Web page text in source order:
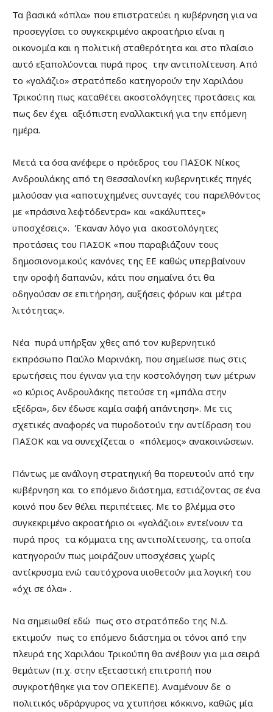
Τα βασικά «όπλα» που επιστρατεύει η κυβέρνηση για να
προσεγγίσει το συγκεκριμένο ακροατήριο είναι η
οικονομία και η πολιτική σταθερότητα και στο πλαίσιο
αυτό εξαπολύονται πυρά προς την αντιπολίτευση. Από
το «γαλάζιο» στρατόπεδο κατηγορούν την Χαριλάου
Τρικούπη πως καταθέτει ακοστολόγητες προτάσεις και
πως δεν έχει αξιόπιστη εναλλακτική για την επόμενη
ημέρα.
Μετά τα όσα ανέφερε ο πρόεδρος του ΠΑΣΟΚ Νίκος
Ανδρουλάκης από τη Θεσσαλονίκη κυβερνητικές πηγές
μιλούσαν για «αποτυχημένες συνταγές του παρελθόντος
με «πράσινα λεφτόδεντρα» και «ακάλυπτες»
υποσχέσεις». Έκαναν λόγο για ακοστολόγητες
προτάσεις του ΠΑΣΟΚ «που παραβιάζουν τους
δημοσιονομικούς κανόνες της ΕΕ καθώς υπερβαίνουν
την οροφή δαπανών, κάτι που σημαίνει ότι θα
οδηγούσαν σε επιτήρηση, αυξήσεις φόρων και μέτρα
λιτότητας».
Νέα πυρά υπήρξαν χθες από τον κυβερνητικό
εκπρόσωπο Παύλο Μαρινάκη, που σημείωσε πως στις
ερωτήσεις που έγιναν για την κοστολόγηση των μέτρων
«ο κύριος Ανδρουλάκης πετούσε τη «μπάλα στην
εξέδρα», δεν έδωσε καμία σαφή απάντηση». Με τις
σχετικές αναφορές να πυροδοτούν την αντίδραση του
ΠΑΣΟΚ και να συνεχίζεται ο «πόλεμος» ανακοινώσεων.
Πάντως με ανάλογη στρατηγική θα πορευτούν από την
κυβέρνηση και το επόμενο διάστημα, εστιάζοντας σε ένα
κοινό που δεν θέλει περιπέτειες. Με το βλέμμα στο
συγκεκριμένο ακροατήριο οι «γαλάζιοι» εντείνουν τα
πυρά προς τα κόμματα της αντιπολίτευσης, τα οποία
κατηγορούν πως μοιράζουν υποσχέσεις χωρίς
αντίκρυσμα ενώ ταυτόχρονα υιοθετούν μια λογική του
«όχι σε όλα» .
Να σημειωθεί εδώ πως στο στρατόπεδο της Ν.Δ.
εκτιμούν πως το επόμενο διάστημα οι τόνοι από την
πλευρά της Χαριλάου Τρικούπη θα ανέβουν για μια σειρά
θεμάτων (π.χ. στην εξεταστική επιτροπή που
συγκροτήθηκε για τον ΟΠΕΚΕΠΕ). Αναμένουν δε ο
πολιτικός υδράργυρος να χτυπήσει κόκκινο, καθώς μία